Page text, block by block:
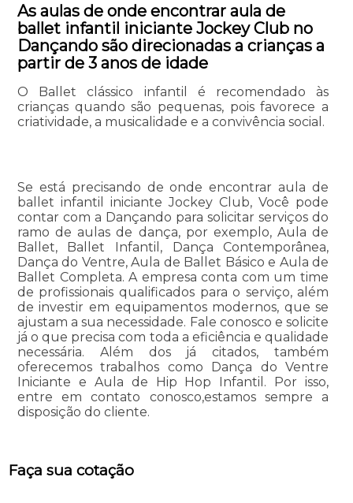
As aulas de onde encontrar aula de
ballet infantil iniciante Jockey Club no
Dançando são direcionadas a crianças a
partir de 3 anos de idade
O Ballet clássico infantil é recomendado às
crianças quando são pequenas, pois favorece a
criatividade, a musicalidade e a convivência social.
Se está precisando de onde encontrar aula de
ballet infantil iniciante Jockey Club, Você pode
contar com a Dançando para solicitar serviços do
ramo de aulas de dança, por exemplo, Aula de
Ballet, Ballet Infantil, Dança Contemporânea,
Dança do Ventre, Aula de Ballet Básico e Aula de
Ballet Completa. A empresa conta com um time
de profissionais qualificados para o serviço, além
de investir em equipamentos modernos, que se
ajustam a sua necessidade. Fale conosco e solicite
já o que precisa com toda a eficiência e qualidade
necessária. Além dos já citados, também
oferecemos trabalhos como Dança do Ventre
Iniciante e Aula de Hip Hop Infantil. Por isso,
entre em contato conosco,estamos sempre a
disposição do cliente.
Faça sua cotação